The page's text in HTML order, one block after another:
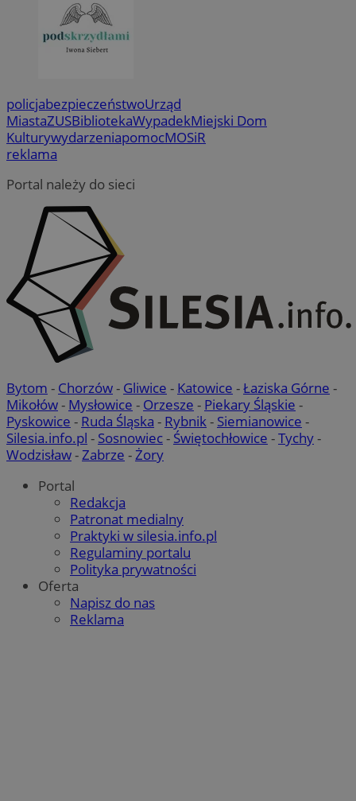
policjabezpieczeństwoUrząd
MiastaZUSBibliotekaWypadekMiejski Dom
KulturywydarzeniapomocMOSiR
reklama
Portal należy do sieci
Bytom - Chorzów- Gliwice - Katowice -Łaziska Górne -
Mikołów- Mysłowice - Orzesze - Piekary Śląskie -
Pyskowice - Ruda Śląska - Rybnik- Siemianowice -
Silesia.info.pl - Sosnowiec- Świętochłowice -Tychy-
Wodzisław-Zabrze -Żory
Portal
Redakcja
Patronat medialny
Praktyki w silesia.info.pl
Regulaminy portalu
Polityka prywatności
Oferta
Napisz do nas
Reklama